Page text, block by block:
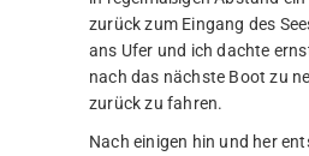
zurück zum Eingang des
ans Ufer und ich dachte
nach das nächste Boot zu
zurück zu fahren.
Nach einigen hin und her